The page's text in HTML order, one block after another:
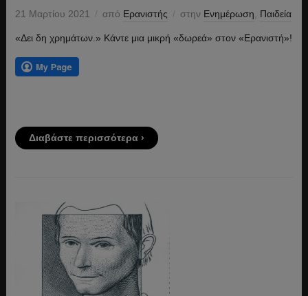
21 Μαρτίου 2021 από Ερανιστής στην Ενημέρωση Παιδεία
«Δει δη χρημάτων.» Κάντε μια μικρή «δωρεά» στον «Ερανιστή»!
Διαβάστε περισσότερα ›